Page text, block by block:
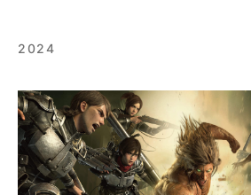
2024